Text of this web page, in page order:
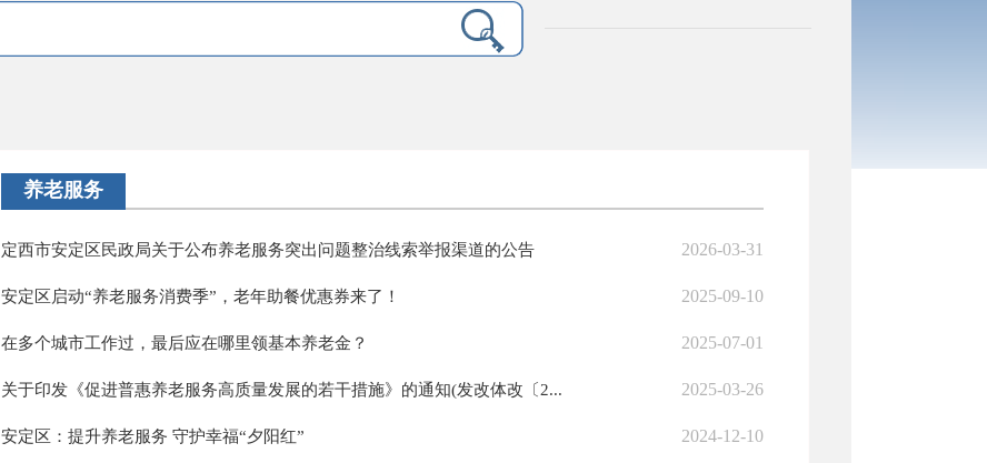
养老服务
定西市安定区民政局关于公布养老服务突出问题整治线索举报渠道的公告 2026-03-31
安定区启动“养老服务消费季”，老年助餐优惠券来了！ 2025-09-10
在多个城市工作过，最后应在哪里领基本养老金？ 2025-07-01
关于印发《促进普惠养老服务高质量发展的若干措施》的通知(发改体改〔2... 2025-03-26
安定区：提升养老服务 守护幸福“夕阳红” 2024-12-10